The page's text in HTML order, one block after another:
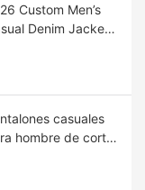
Custom Men’s
Denim Jacket
casuales
hombre de corte